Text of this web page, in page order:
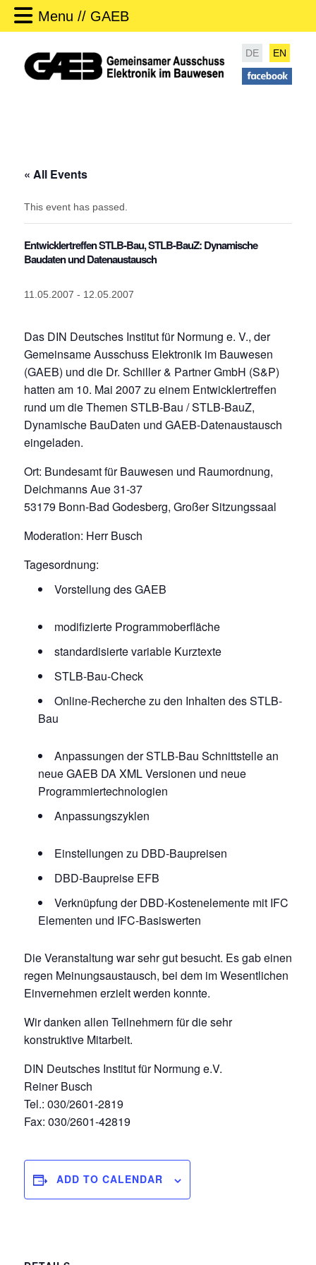
Menu // GAEB
DE EN
« All Events
This event has passed.
Entwicklertreffen STLB-Bau, STLB-BauZ: Dynamische
Baudaten und Datenaustausch
11.05.2007 - 12.05.2007
Das DIN Deutsches Institut für Normung e. V., der
Gemeinsame Ausschuss Elektronik im Bauwesen
(GAEB) und die Dr. Schiller & Partner GmbH (S&P)
hatten am 10. Mai 2007 zu einem Entwicklertreffen
rund um die Themen STLB-Bau / STLB-BauZ,
Dynamische BauDaten und GAEB-Datenaustausch
eingeladen.
Ort: Bundesamt für Bauwesen und Raumordnung,
Deichmanns Aue 31-37
53179 Bonn-Bad Godesberg, Großer Sitzungssaal
Moderation: Herr Busch
Tagesordnung:
Vorstellung des GAEB
modifizierte Programmoberfläche
standardisierte variable Kurztexte
STLB-Bau-Check
Online-Recherche zu den Inhalten des STLB-
Bau
Anpassungen der STLB-Bau Schnittstelle an
neue GAEB DA XML Versionen und neue
Programmiertechnologien
Anpassungszyklen
Einstellungen zu DBD-Baupreisen
DBD-Baupreise EFB
Verknüpfung der DBD-Kostenelemente mit IFC
Elementen und IFC-Basiswerten
Die Veranstaltung war sehr gut besucht. Es gab einen
regen Meinungsaustausch, bei dem im Wesentlichen
Einvernehmen erzielt werden konnte.
Wir danken allen Teilnehmern für die sehr
konstruktive Mitarbeit.
DIN Deutsches Institut für Normung e.V.
Reiner Busch
Tel.: 030/2601-2819
Fax: 030/2601-42819
ADD TO CALENDAR